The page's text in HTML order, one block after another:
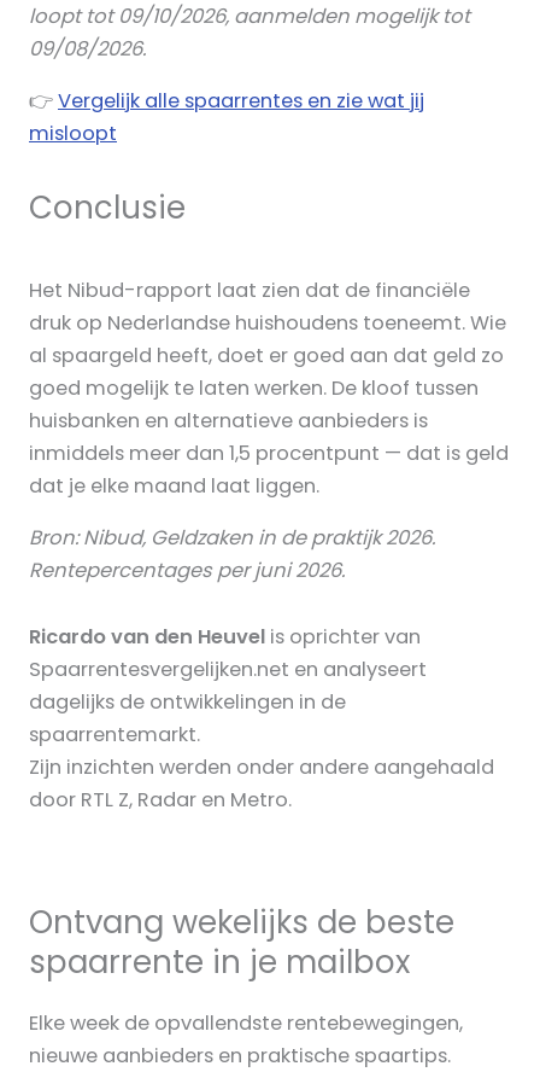
loopt tot 09/10/2026, aanmelden mogelijk tot
09/08/2026.
👉Vergelijk alle spaarrentes en zie wat jij
misloopt
Conclusie
Het Nibud-rapport laat zien dat de financiële
druk op Nederlandse huishoudens toeneemt. Wie
al spaargeld heeft, doet er goed aan dat geld zo
goed mogelijk te laten werken. De kloof tussen
huisbanken en alternatieve aanbieders is
inmiddels meer dan 1,5 procentpunt — dat is geld
dat je elke maand laat liggen.
Bron: Nibud, Geldzaken in de praktijk 2026.
Rentepercentages per juni 2026.
Ricardo van den Heuvel is oprichter van
Spaarrentesvergelijken.net en analyseert
dagelijks de ontwikkelingen in de
spaarrentemarkt.
Zijn inzichten werden onder andere aangehaald
door RTL Z, Radar en Metro.
Ontvang wekelijks de beste
spaarrente in je mailbox
Elke week de opvallendste rentebewegingen,
nieuwe aanbieders en praktische spaartips.